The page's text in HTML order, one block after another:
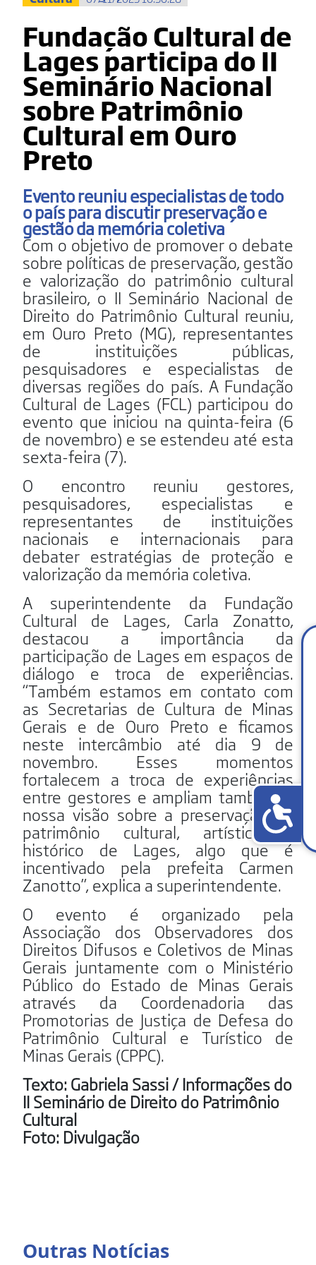
Fundação Cultural de
Lages participa do II
Seminário Nacional
sobre Patrimônio
Cultural em Ouro
Preto
Evento reuniu especialistas de todo
o país para discutir preservação e
gestão da memória coletiva
Com o objetivo de promover o debate
sobre políticas de preservação, gestão
e valorização do patrimônio cultural
brasileiro, o II Seminário Nacional de
Direito do Patrimônio Cultural reuniu,
em Ouro Preto (MG), representantes
de instituições públicas,
pesquisadores e especialistas de
diversas regiões do país. A Fundação
Cultural de Lages (FCL) participou do
evento que iniciou na quinta-feira (6
de novembro) e se estendeu até esta
sexta-feira (7).
O encontro reuniu gestores,
pesquisadores, especialistas e
representantes de instituições
nacionais e internacionais para
debater estratégias de proteção e
valorização da memória coletiva.
A superintendente da Fundação
Cultural de Lages, Carla Zonatto,
destacou a importância da
participação de Lages em espaços de
diálogo e troca de experiências.
“Também estamos em contato com
as Secretarias de Cultura de Minas
Gerais e de Ouro Preto e ficamos
neste intercâmbio até dia 9 de
novembro. Esses momentos
fortalecem a troca de experiências
entre gestores e ampliam também a
nossa visão sobre a preservação do
patrimônio cultural, artístico e
histórico de Lages, algo que é
incentivado pela prefeita Carmen
Zanotto”, explica a superintendente.
O evento é organizado pela
Associação dos Observadores dos
Direitos Difusos e Coletivos de Minas
Gerais juntamente com o Ministério
Público do Estado de Minas Gerais
através da Coordenadoria das
Promotorias de Justiça de Defesa do
Patrimônio Cultural e Turístico de
Minas Gerais (CPPC).
Texto: Gabriela Sassi / Informações do
II Seminário de Direito do Patrimônio
Cultural
Foto: Divulgação
Outras Notícias